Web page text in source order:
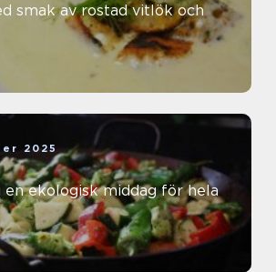
smak av rostad vitlök och
2025
en ekologisk middag för hela